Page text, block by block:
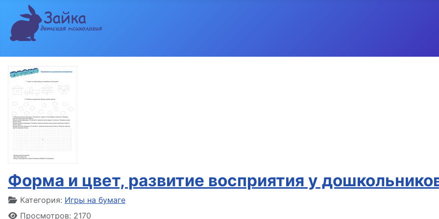
Форма и цвет, развитие восприятия у
Информация о материале
Категория: Игры на бумаге
Просмотров: 2170